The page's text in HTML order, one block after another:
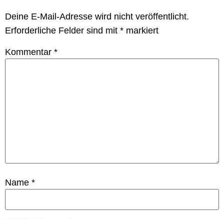
Deine E-Mail-Adresse wird nicht veröffentlicht.
Erforderliche Felder sind mit * markiert
Kommentar *
Name *